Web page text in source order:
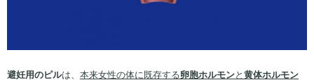
避妊用のピルは、 本来女性の体に既存する卵胞ホルモンと黄体ホルモン